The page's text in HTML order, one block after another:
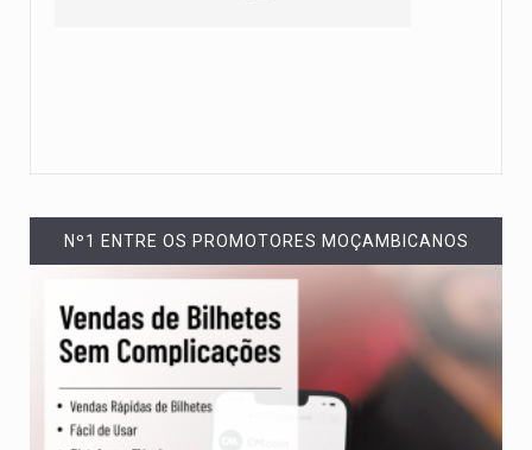
Nº1 ENTRE OS PROMOTORES MOÇAMBICANOS